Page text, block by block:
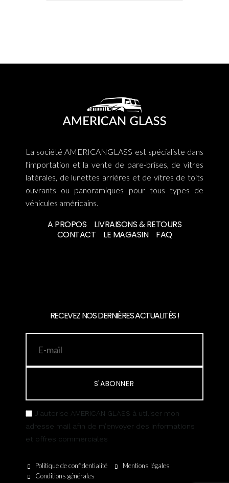
La société AMERICANGLASS est spécialiste dans
l'importation et la vente de pare-brises, de vitres
latérales, de lunettes arrières et de vitres de toits
ouvrants ou panoramiques pour tous types de
véhicules américains.
A PROPOS
LIVRAISONS & RETOURS
CONTACT
LE MAGASIN FAQ
RECEVEZ NOS DERNIÈRES ACTUALITÉS !
S'ABONNER
J’autorise AMERICAN GLASS à utiliser mon
adresse mail afin de m’envoyer des informations
et offres commerciales
Politique de confidentialité
Mentions légales
Conditions générales